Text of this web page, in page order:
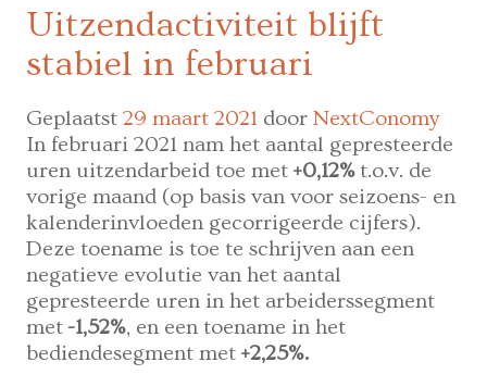
kun
je
als
een
burn-
out
voorkomen?
Ervaringsdeskundige
Marijn
geeft
tips
Uitzendactiviteit blijft
stabiel in februari
Geplaatst 29 maart 2021 door NextConomy
In februari 2021 nam het aantal gepresteerde
uren uitzendarbeid toe met +0,12% t.o.v. de
vorige maand (op basis van voor seizoens- en
kalenderinvloeden gecorrigeerde cijfers).
Deze toename is toe te schrijven aan een
negatieve evolutie van het aantal
gepresteerde uren in het arbeiderssegment
met -1,52%, en een toename in het
bediendesegment met +2,25%.